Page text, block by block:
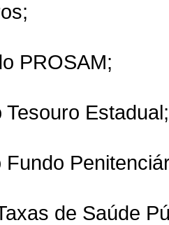
PROSAM;
Estadual;
de Saúde